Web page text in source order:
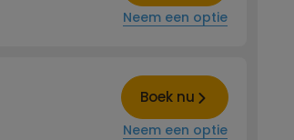
Neem een optie
Boek nu
Neem een optie